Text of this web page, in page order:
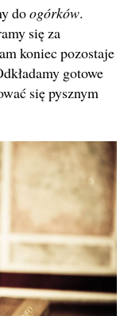
doogórków.
się za
koniec pozostaje
gotowe
się pysznym